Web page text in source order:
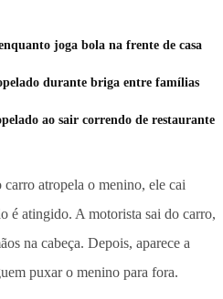
joga bola na frente de casa
durante briga entre famílias
ao sair correndo de restaurante
atropela o menino, ele cai
é atingido. A motorista sai do carro,
na cabeça. Depois, aparece a
puxar o menino para fora.